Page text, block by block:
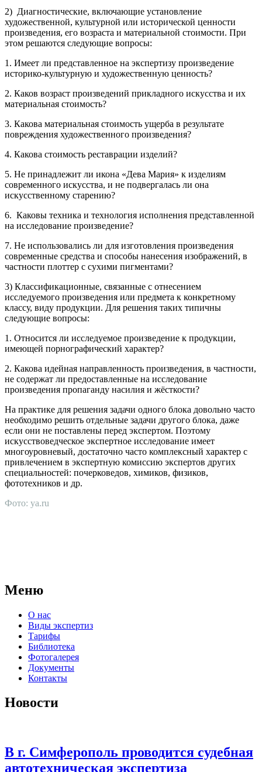
2) Диагностические, включающие установление
художественной, культурной или исторической ценности
произведения, его возраста и материальной стоимости. При
этом решаются следующие вопросы:
1. Имеет ли представленное на экспертизу произведение
историко-культурную и художественную ценность?
2. Каков возраст произведений прикладного искусства и их
материальная стоимость?
3. Какова материальная стоимость ущерба в результате
повреждения художественного произведения?
4. Какова стоимость реставрации изделий?
5. Не принадлежит ли икона «Дева Мария» к изделиям
современного искусства, и не подвергалась ли она
искусственному старению?
6. Каковы техника и технология исполнения представленной
на исследование произведение?
7. Не использовались ли для изготовления произведения
современные средства и способы нанесения изображений, в
частности плоттер с сухими пигментами?
3) Классификационные, связанные с отнесением
исследуемого произведения или предмета к конкретному
классу, виду продукции. Для решения таких типичны
следующие вопросы:
1. Относится ли исследуемое произведение к продукции,
имеющей порнографический характер?
2. Какова идейная направленность произведения, в частности,
не содержат ли предоставленные на исследование
произведения пропаганду насилия и жёсткости?
На практике для решения задачи одного блока довольно часто
необходимо решить отдельные задачи другого блока, даже
если они не поставлены перед экспертом. Поэтому
искусствоведческое экспертное исследование имеет
многоуровневый, достаточно часто комплексный характер с
привлечением в экспертную комиссию экспертов других
специальностей: почерковедов, химиков, физиков,
фототехников и др.
Фото: ya.ru
Меню
О нас
Виды экспертиз
Тарифы
Библиотека
Фотогалерея
Документы
Контакты
Новости
В г. Симферополь проводится судебная
автотехническая экспертиза